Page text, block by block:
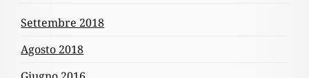
Settembre 2018
Agosto 2018